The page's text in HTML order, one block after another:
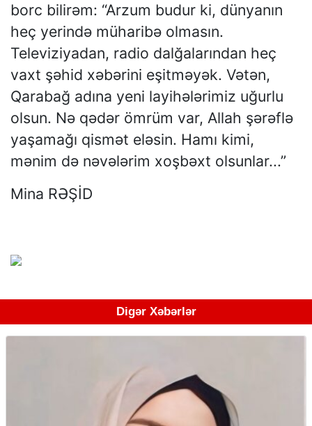
borc bilirəm: “Arzum budur ki, dünyanın
heç yerində müharibə olmasın.
Televiziyadan, radio dalğalarından heç
vaxt şəhid xəbərini eşitməyək. Vətən,
Qarabağ adına yeni layihələrimiz uğurlu
olsun. Nə qədər ömrüm var, Allah şərəflə
yaşamağı qismət eləsin. Hamı kimi,
mənim də nəvələrim xoşbəxt olsunlar...”
Mina RƏŞİD
Digər Xəbərlər